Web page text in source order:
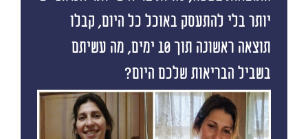
יותר בלי להתעסק באוכל כל היום, קבלו
תוצאה ראשונה תוך 10 ימים, מה עשיתם
בשביל הבריאות שלכם היום?